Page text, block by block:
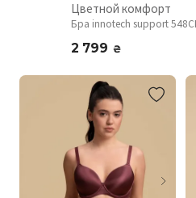
Цветной комфорт
Бра innotech support
2 799 ₴